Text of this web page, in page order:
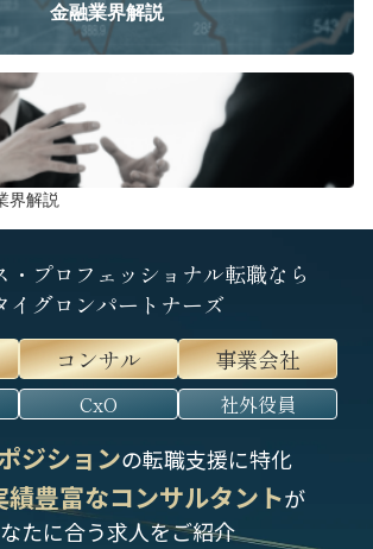
金融業界解説
界解説
・プロフェッショナル転職なら
イグロンパートナーズ
コンサル 事業会社
CxO 社外役員
ジションの転職支援に特化
績豊富なコンサルタントが
たに合う求人をご紹介